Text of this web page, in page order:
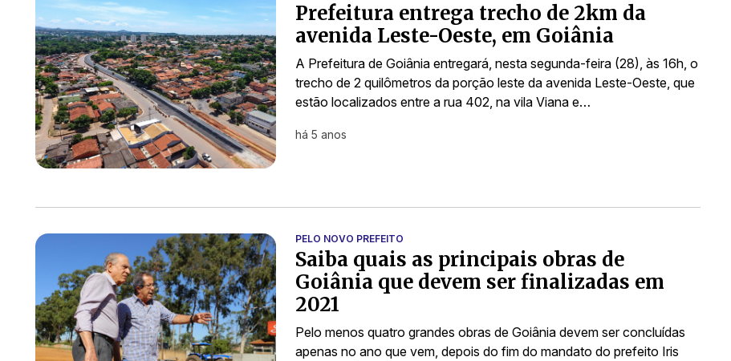
Prefeitura entrega trecho de 2km da
avenida Leste-Oeste, em Goiânia
A Prefeitura de Goiânia entregará, nesta segunda-feira (28), às 16h, o
trecho de 2 quilômetros da porção leste da avenida Leste-Oeste, que
estão localizados entre a rua 402, na vila Viana e…
há 5 anos
PELO NOVO PREFEITO
Saiba quais as principais obras de
Goiânia que devem ser finalizadas em
2021
Pelo menos quatro grandes obras de Goiânia devem ser concluídas
apenas no ano que vem, depois do fim do mandato do prefeito Iris